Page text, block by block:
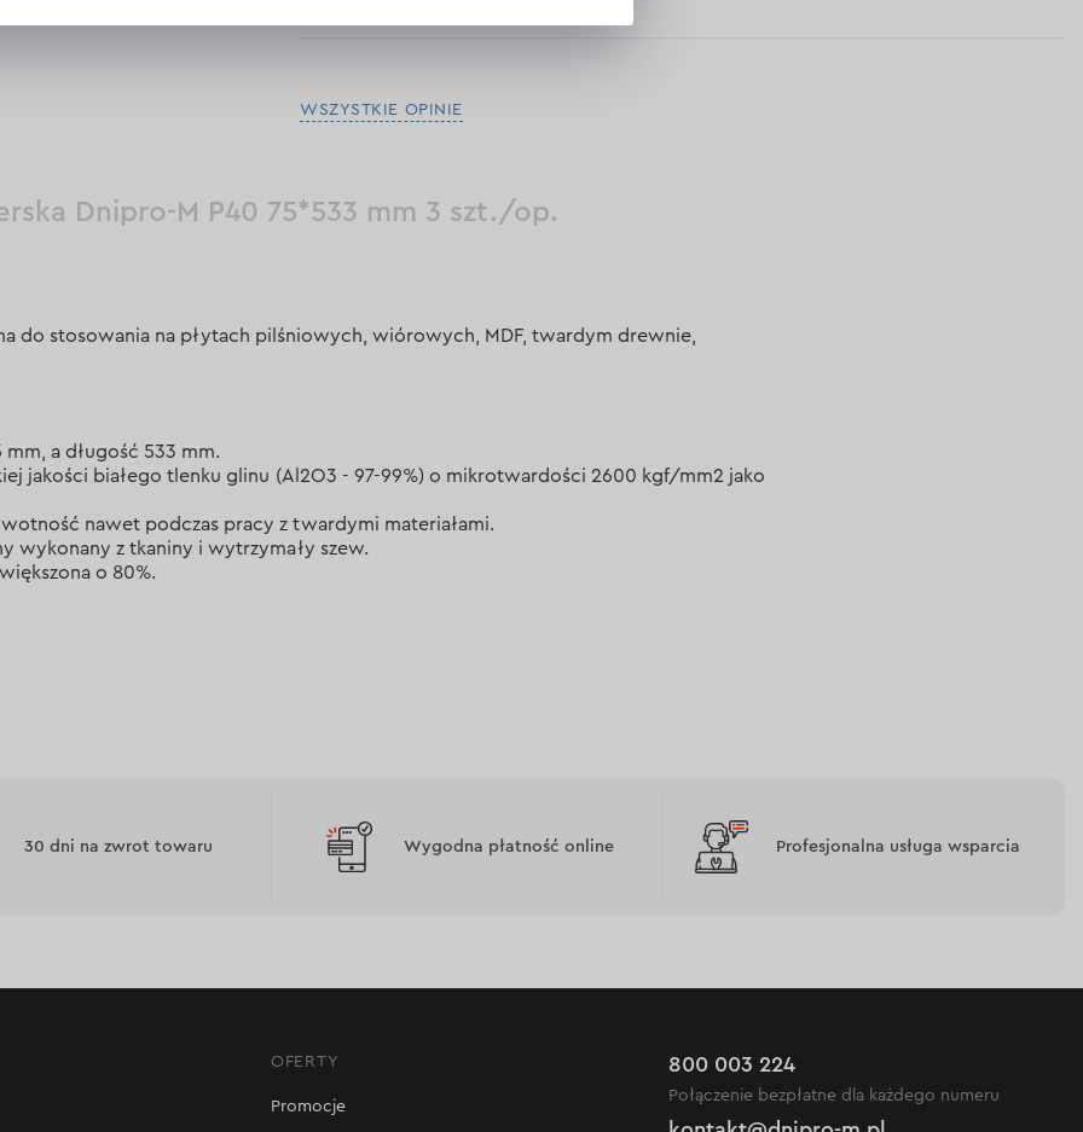
WSZYSTKIE OPINIE
Dnipro-M P40 75*533 mm 3 szt./op.
do stosowania na płytach pilśniowych, wiórowych, MDF, twardym drewnie,
a długość 533 mm.
jakości białego tlenku glinu (Al2O3 - 97-99%) o mikrotwardości 2600 kgf/mm2 jako
nawet podczas pracy z twardymi materiałami.
wykonany z tkaniny i wytrzymały szew.
o 80%.
30 dni na zwrot towaru Wygodna płatność online Profesjonalna usługa wsparcia
OFERTY
Promocje
800 003 224
Połączenie bezpłatne dla każdego numeru